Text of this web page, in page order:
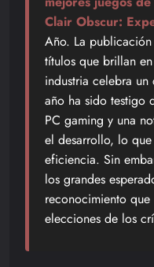
Clair Obscur:
Año. La
títulos que brillan
industria celebra un
año ha sido testigo
PC gaming y una
el desarrollo, lo
eficiencia. Sin
los grandes
reconocimiento
elecciones de los